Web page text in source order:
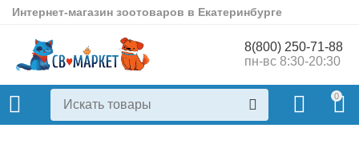
Интернет-магазин зоотоваров в Екатеринбурге
8(800) 250-71-88
пн-вс 8:30-20:30
0